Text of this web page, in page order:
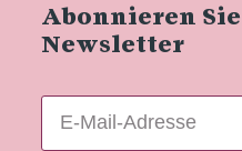
Abonnieren
Newsletter